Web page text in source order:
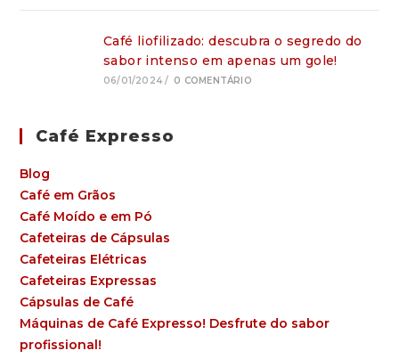
Café liofilizado: descubra o segredo do
sabor intenso em apenas um gole!
06/01/2024 / 0 COMENTÁRIO
Café Expresso
Blog
Café em Grãos
Café Moído e em Pó
Cafeteiras de Cápsulas
Cafeteiras Elétricas
Cafeteiras Expressas
Cápsulas de Café
Máquinas de Café Expresso! Desfrute do sabor
profissional!